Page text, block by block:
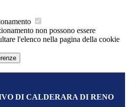
non possono essere
l'elenco nella pagina della cookie
DI CALDERARA DI RENO